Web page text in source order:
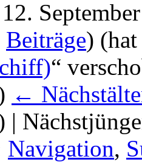
Beiträge) (hat
“
←
|
Navigation,